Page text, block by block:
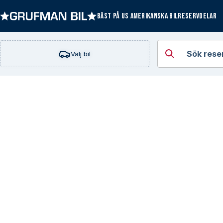
BÄST PÅ US AMERIKANSKA BILRESERVDELAR
Välj bil
Sök